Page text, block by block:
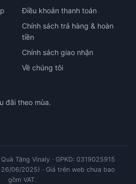
Điều khoản thanh toán
Chính sách trả hàng & hoàn
tiền
Chính sách giao nhận
Về chúng tôi
đãi theo mùa.
Tặng Vinaly · GPKD: 0319025915
06/2025) · Giá trên web chưa bao
gồm VAT.
tư vấn công nghệ in